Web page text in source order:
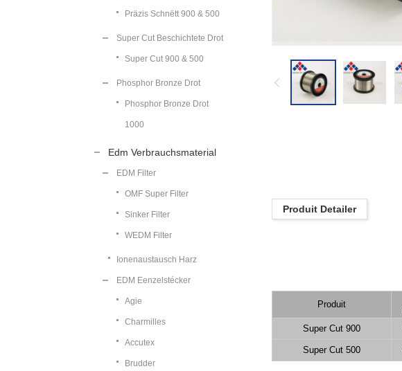
Präzis Schnëtt 900 & 500
Super Cut Beschichtete Drot
Super Cut 900 & 500
Phosphor Bronze Drot
Phosphor Bronze Drot
1000
Edm Verbrauchsmaterial
EDM Filter
OMF Super Filter
Sinker Filter
WEDM Filter
Ionenaustausch Harz
EDM Eenzelstécker
Agie
Charmilles
Accutex
Brudder
Produit Detailer
Produit
Super Cut 900
Super Cut 500